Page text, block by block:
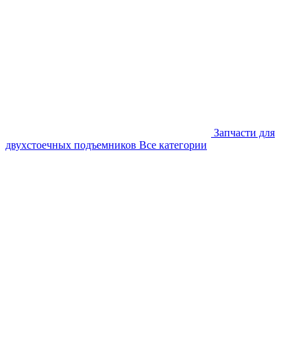
Запчасти для
двухстоечных подъемников Все категории